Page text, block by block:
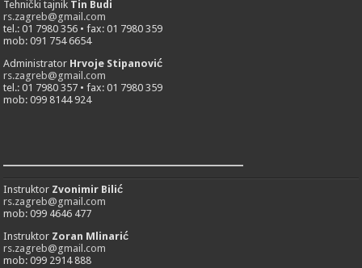
Tehnički tajnik Tin Budi
rs.zagreb@gmail.com
tel.: 01 7980 356 • fax: 01 7980 359
mob: 091 754 6654
Administrator Hrvoje Stipanović
rs.zagreb@gmail.com
tel.: 01 7980 357 • fax: 01 7980 359
mob: 099 8144 924
___________________________
Instruktor Zvonimir Bilić
rs.zagreb@gmail.com
mob: 099 4646 477
Instruktor Zoran Mlinarić
rs.zagreb@gmail.com
mob: 099 2914 888